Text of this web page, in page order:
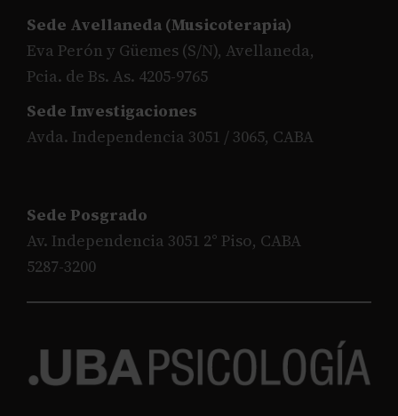
Sede Avellaneda (Musicoterapia)
Eva Perón y Güemes (S/N), Avellaneda,
Pcia. de Bs. As. 4205-9765
Sede Investigaciones
Avda. Independencia 3051 / 3065, CABA
Sede Posgrado
Av. Independencia 3051 2° Piso, CABA
5287-3200